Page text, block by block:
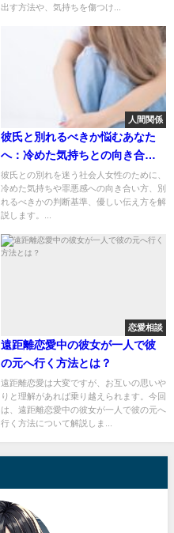
出す方法や、気持ちを傷つけ...
人間関係
彼氏と別れるべきか悩むあなた
へ：冷めた気持ちとの向き合い
方
彼氏との別れを迷う社会人女性のために、
冷めた気持ちや罪悪感への向き合い方、別
れるべきかの判断基準、優しい伝え方を解
説します。...
恋愛相談
遠距離恋愛中の彼女が一人で彼
の元へ行く方法とは？
遠距離恋愛は大変ですが、お互いの思いや
りと理解があれば乗り越えられます。今回
は、遠距離恋愛中の彼女が一人で彼の元へ
行く方法について解説しま...